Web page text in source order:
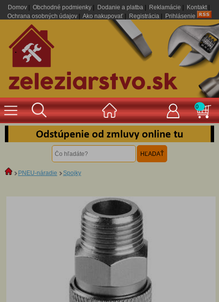
Domov Obchodné podmienky Dodanie a platba Reklamácie Kontakt|
Ochrana osobných údajov
Ako nakupovať Registrácia Prihlásenie
.
0
PNEU-náradie Spojky